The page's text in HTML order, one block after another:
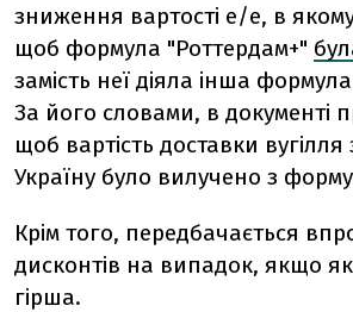
зниження вартості е/е, в
щоб формула "Роттердам+"
замість неї діяла інша
За його словами, в документі
щоб вартість доставки
Україну було вилучено з
Крім того, передбачається
дисконтів на випадок, якщо
гірша.